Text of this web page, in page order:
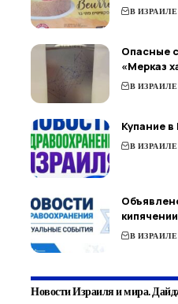
В ИЗРАИЛЕ
Опасные
«Мерказ
В ИЗРАИЛЕ
Купание
В ИЗРАИЛЕ
В ИЗРАИЛЕ
Новости Израиля и мира.